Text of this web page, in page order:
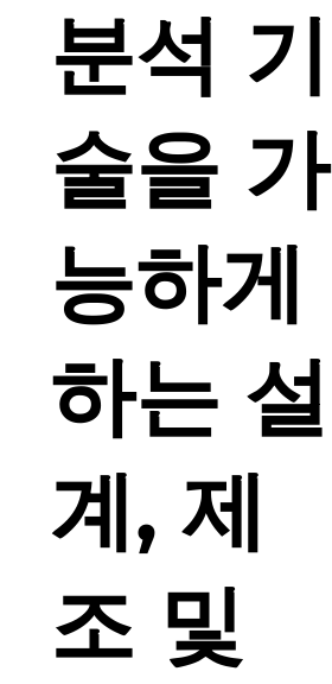
분석 기
술을 가
능하게
하는 설
계, 제
조 및